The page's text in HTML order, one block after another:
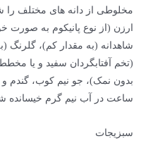
مخلوطی از دانه های مختلف را
ارزن (از نوع پانیکوم به صورت
شاهدانه (به مقدار کم)، گلرنگ
(تخم آفتابگردان سفید و یا
ساعت در آب نیم گرم خیسانده
سبزیجات